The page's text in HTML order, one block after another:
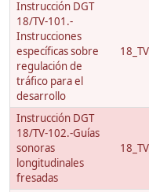
Instrucción DGT
18/TV-101.-
Instrucciones
específicas sobre
regulación de
tráfico para el
desarrollo
Instrucción DGT
18/TV-102.-Guías
sonoras
longitudinales
fresadas